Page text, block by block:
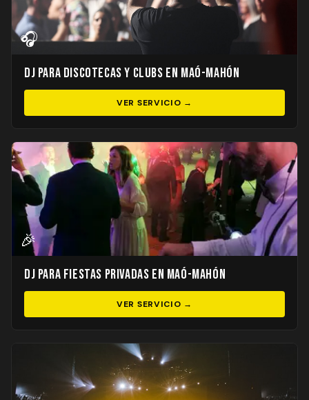
🎧
DJ para Discotecas y Clubs en Maó-Mahón
VER SERVICIO →
🎉
DJ para Fiestas Privadas en Maó-Mahón
VER SERVICIO →